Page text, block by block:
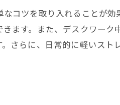
毎日続けられる簡単な姿勢
姿勢を改善するための初心
コツを取り入れることが
ます。また、デスクワー
さらに、日常的に軽いス